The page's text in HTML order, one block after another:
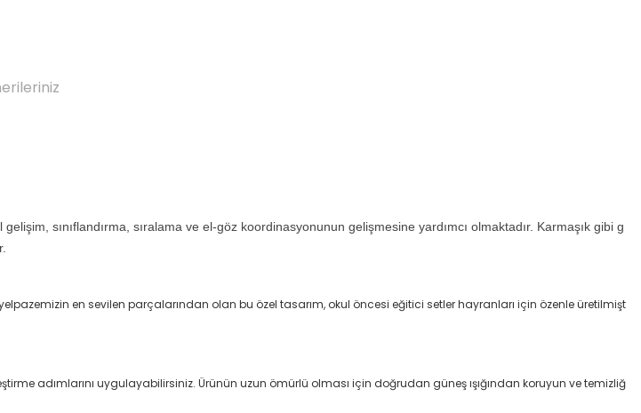
sınıflandırma, sıralama ve el-göz koordinasyonunun gelişmesine yardımcı olmaktadır. Karmaşık gibi g
en sevilen parçalarından olan bu özel tasarım, okul öncesi eğitici setler hayranları için özenle üretilmişt
adımlarını uygulayabilirsiniz. Ürünün uzun ömürlü olması için doğrudan güneş ışığından koruyun ve temizliğ